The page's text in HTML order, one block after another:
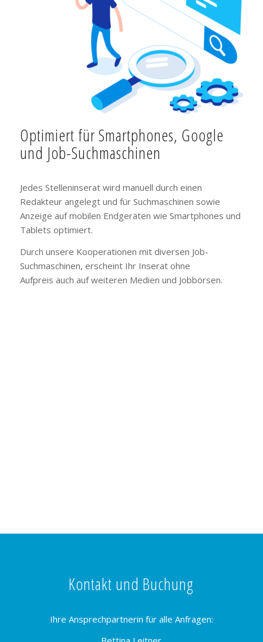
Optimiert für Smartphones, Google
und Job-Suchmaschinen
Jedes Stelleninserat wird manuell durch einen
Redakteur angelegt und für Suchmaschinen sowie
Anzeige auf mobilen Endgeräten wie Smartphones und
Tablets optimiert.
Durch unsere Kooperationen mit diversen Job-
Suchmaschinen, erscheint Ihr Inserat ohne
Aufpreis auch auf weiteren Medien und Jobbörsen.
Kontakt und Buchung
Ihre Ansprechpartnerin für alle Anfragen: